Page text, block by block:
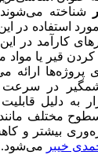
شناخته
استفاده در
کارآمد در
قیر یا
پروژه‌ها ارائه
در سرعت
به دلیل
مختلف مانند
بیشتر و
خیبر می‌شود.